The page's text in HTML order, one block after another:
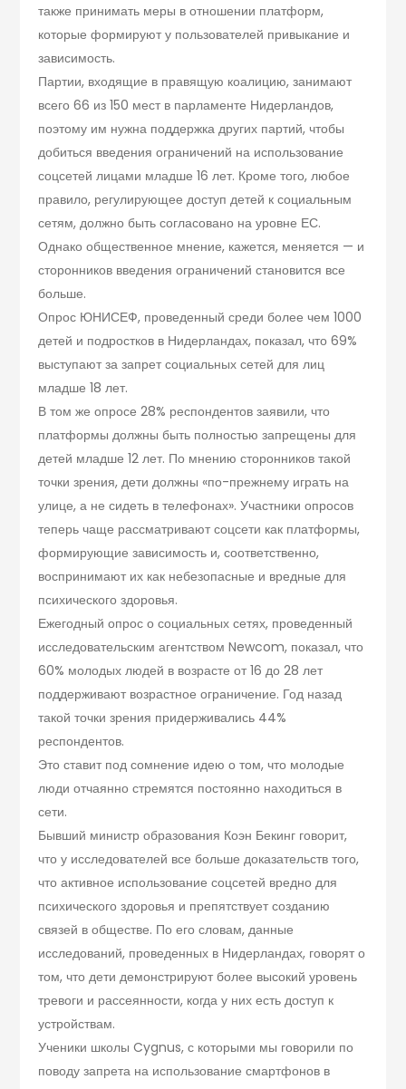
также принимать меры в отношении платформ,
которые формируют у пользователей привыкание и
зависимость.
Партии, входящие в правящую коалицию, занимают
всего 66 из 150 мест в парламенте Нидерландов,
поэтому им нужна поддержка других партий, чтобы
добиться введения ограничений на использование
соцсетей лицами младше 16 лет. Кроме того, любое
правило, регулирующее доступ детей к социальным
сетям, должно быть согласовано на уровне ЕС.
Однако общественное мнение, кажется, меняется — и
сторонников введения ограничений становится все
больше.
Опрос ЮНИСЕФ, проведенный среди более чем 1000
детей и подростков в Нидерландах, показал, что 69%
выступают за запрет социальных сетей для лиц
младше 18 лет.
В том же опросе 28% респондентов заявили, что
платформы должны быть полностью запрещены для
детей младше 12 лет. По мнению сторонников такой
точки зрения, дети должны «по-прежнему играть на
улице, а не сидеть в телефонах». Участники опросов
теперь чаще рассматривают соцсети как платформы,
формирующие зависимость и, соответственно,
воспринимают их как небезопасные и вредные для
психического здоровья.
Ежегодный опрос о социальных сетях, проведенный
исследовательским агентством Newcom, показал, что
60% молодых людей в возрасте от 16 до 28 лет
поддерживают возрастное ограничение. Год назад
такой точки зрения придерживались 44%
респондентов.
Это ставит под сомнение идею о том, что молодые
люди отчаянно стремятся постоянно находиться в
сети.
Бывший министр образования Коэн Бекинг говорит,
что у исследователей все больше доказательств того,
что активное использование соцсетей вредно для
психического здоровья и препятствует созданию
связей в обществе. По его словам, данные
исследований, проведенных в Нидерландах, говорят о
том, что дети демонстрируют более высокий уровень
тревоги и рассеянности, когда у них есть доступ к
устройствам.
Ученики школы Cygnus, с которыми мы говорили по
поводу запрета на использование смартфонов в